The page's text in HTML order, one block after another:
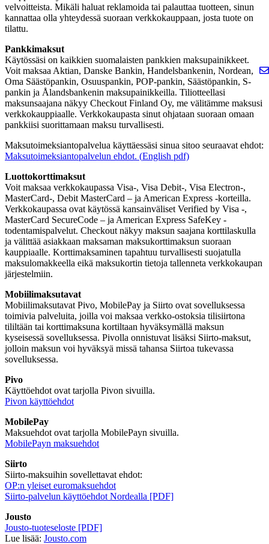
velvoitteista. Mikäli haluat reklamoida tai palauttaa tuotteen, sinun
kannattaa olla yhteydessä suoraan verkkokauppaan, josta tuote on
tilattu.
Pankkimaksut
Käytössäsi on kaikkien suomalaisten pankkien maksupainikkeet.
Voit maksaa Aktian, Danske Bankin, Handelsbankenin, Nordean,
Oma Säästöpankin, Osuuspankin, POP-pankin, Säästöpankin, S-
pankin ja Ålandsbankenin maksupainikkeilla. Tiliotteellasi
maksunsaajana näkyy Checkout Finland Oy, me välitämme maksusi
verkkokauppiaalle. Verkkokaupasta sinut ohjataan suoraan omaan
pankkiisi suorittamaan maksu turvallisesti.
Maksutoimeksiantopalvelua käyttäessäsi sinua sitoo seuraavat ehdot:
Maksutoimeksiantopalvelun ehdot. (English pdf)
Luottokorttimaksut
Voit maksaa verkkokaupassa Visa-, Visa Debit-, Visa Electron-,
MasterCard-, Debit MasterCard – ja American Express -korteilla.
Verkkokaupassa ovat käytössä kansainväliset Verified by Visa -,
MasterCard SecureCode – ja American Express SafeKey -
todentamispalvelut. Checkout näkyy maksun saajana korttilaskulla
ja välittää asiakkaan maksaman maksukorttimaksun suoraan
kauppiaalle. Korttimaksaminen tapahtuu turvallisesti suojatulla
maksulomakkeella eikä maksukortin tietoja tallenneta verkkokaupan
järjestelmiin.
Mobiilimaksutavat
Mobiilimaksutavat Pivo, MobilePay ja Siirto ovat sovelluksessa
toimivia palveluita, joilla voi maksaa verkko-ostoksia tilisiirtona
tililtään tai korttimaksuna kortiltaan hyväksymällä maksun
kyseisessä sovelluksessa. Pivolla onnistuvat lisäksi Siirto-maksut,
jolloin maksun voi hyväksyä missä tahansa Siirtoa tukevassa
sovelluksessa.
Pivo
Käyttöehdot ovat tarjolla Pivon sivuilla.
Pivon käyttöehdot
MobilePay
Maksuehdot ovat tarjolla MobilePayn sivuilla.
MobilePayn maksuehdot
Siirto
Siirto-maksuihin sovellettavat ehdot:
OP:n yleiset euromaksuehdot
Siirto-palvelun käyttöehdot Nordealla [PDF]
Jousto
Jousto-tuoteseloste [PDF]
Lue lisää: Jousto.com